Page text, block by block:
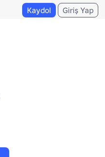
Kaydol Giriş Yap